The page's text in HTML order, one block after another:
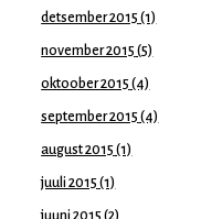
detsember 2015 (1)
november 2015 (5)
oktoober 2015 (4)
september 2015 (4)
august 2015 (1)
juuli 2015 (1)
juuni 2015 (2)